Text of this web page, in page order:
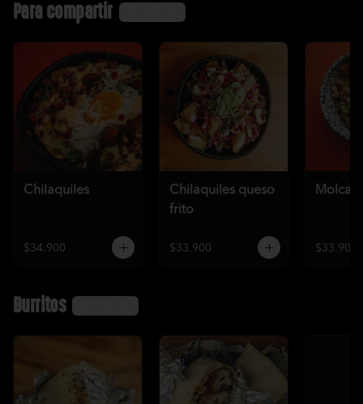
Para compartir
Chilaquiles
$34.900
Chilaquiles queso
frito
$33.900 $33.900
Burritos